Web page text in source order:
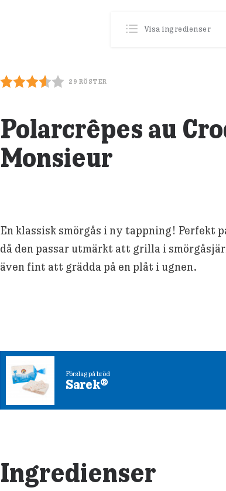
0
Visa ingredienser
29 RÖSTER
Polarcrêpes au
Monsieur
En klassisk smörgås i ny tappning! Perfekt
då den passar utmärkt att grilla i
även fint att grädda på en plåt i ugnen.
Förslag på bröd
Sarek®
Ingredienser